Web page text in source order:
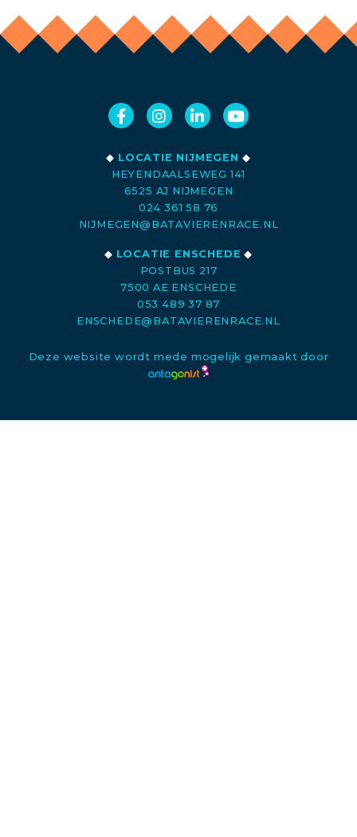
◆ LOCATIE NIJMEGEN ◆
HEYENDAALSEWEG 141
6525 AJ NIJMEGEN
024 361 58 76
NIJMEGEN@BATAVIERENRACE.NL
◆ LOCATIE ENSCHEDE ◆
POSTBUS 217
7500 AE ENSCHEDE
053 489 37 87
ENSCHEDE@BATAVIERENRACE.NL
Deze website wordt mede mogelijk gemaakt door